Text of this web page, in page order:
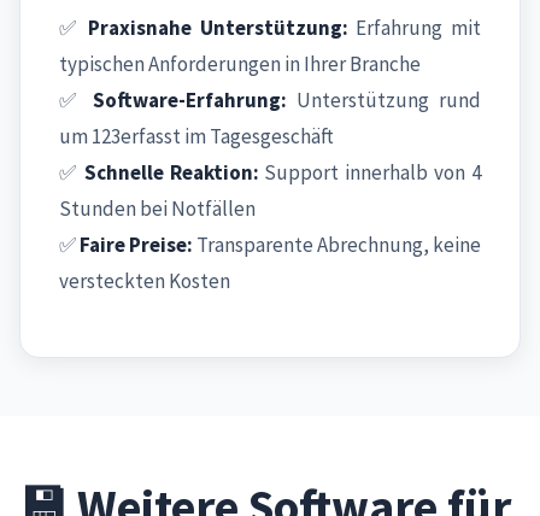
✅ Praxisnahe Unterstützung: Erfahrung mit
typischen Anforderungen in Ihrer Branche
✅ Software-Erfahrung: Unterstützung rund
um 123erfasst im Tagesgeschäft
✅ Schnelle Reaktion: Support innerhalb von 4
Stunden bei Notfällen
✅Faire Preise: Transparente Abrechnung, keine
versteckten Kosten